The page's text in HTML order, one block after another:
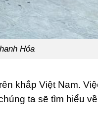
Hóa
khắp Việt Nam.
ta sẽ tìm hiểu